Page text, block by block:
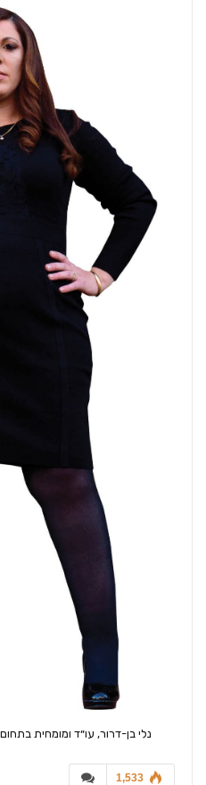
נלי בן-דרור, עו״ד ומומחית
1,533